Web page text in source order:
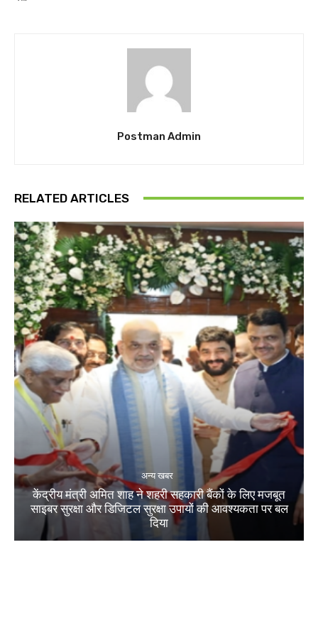
Postman Admin
RELATED ARTICLES
अन्य खबर
केंद्रीय मंत्री अमित शाह ने शहरी सहकारी बैंकों के लिए मजबूत
साइबर सुरक्षा और डिजिटल सुरक्षा उपायों की आवश्यकता पर बल
दिया